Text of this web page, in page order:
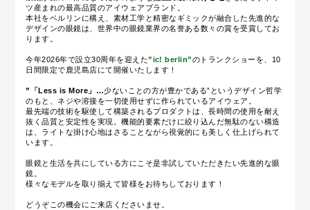
ツ産まれの最高品質のアイウェアブランド。
本社をベルリンに構え、素材工学と精密なギミックが融合した先進的な
デザインの眼鏡は、世界中の眼鏡業界の名誉ある数々の賞を受賞してお
ります。
今年2026年で設立30周年を迎えた”ic! berlin”のトランクショーを、10
日間限定で鹿児島店にて開催いたします！
”「Less is More」…少ないことの方が豊かである”というデザイン哲学
のもと、ネジや溶接を一切使用せずに作られているアイウェア。
最先端の技術を駆使して構築されるプロダクトは、長時間の使用を耐え
抜く品質と安定性を実現。機能的要素だけに絞り込んだ無駄のない構造
は、ライトな掛け心地はさることながら視覚的にも美しく仕上げられて
います。
眼鏡と生活を共にしている方にこそ是非試していただきたい先進的な眼
鏡。
様々なモデルを取り揃えて皆様をお待ちしております！
どうぞこの機会にご来店くださいませ。